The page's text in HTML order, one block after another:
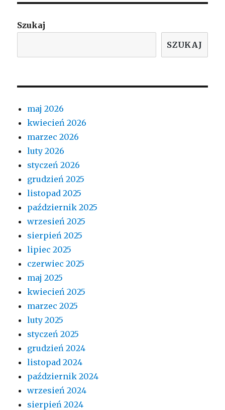
Szukaj
SZUKAJ
maj 2026
kwiecień 2026
marzec 2026
luty 2026
styczeń 2026
grudzień 2025
listopad 2025
październik 2025
wrzesień 2025
sierpień 2025
lipiec 2025
czerwiec 2025
maj 2025
kwiecień 2025
marzec 2025
luty 2025
styczeń 2025
grudzień 2024
listopad 2024
październik 2024
wrzesień 2024
sierpień 2024